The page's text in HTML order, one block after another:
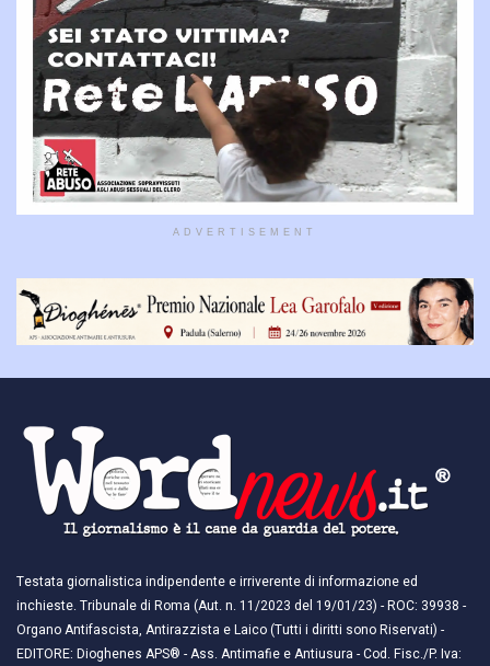
ADVERTISEMENT
Testata giornalistica indipendente e irriverente di informazione ed
inchieste. Tribunale di Roma (Aut. n. 11/2023 del 19/01/23) - ROC: 39938 -
Organo Antifascista, Antirazzista e Laico (Tutti i diritti sono Riservati) -
EDITORE: Dioghenes APS® - Ass. Antimafie e Antiusura - Cod. Fisc./P. Iva: